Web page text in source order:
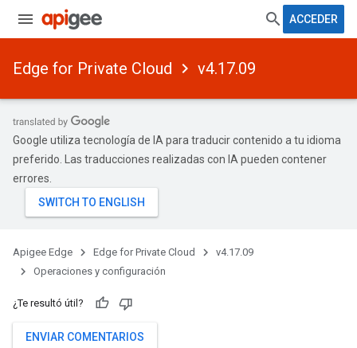
ACCEDER
Edge for Private Cloud v4.17.09
Google utiliza tecnología de IA para traducir contenido a tu idioma
preferido. Las traducciones realizadas con IA pueden contener
errores.
Apigee Edge Edge for Private Cloud
v4.17.09
Operaciones y configuración
¿Te resultó útil?
ENVIAR COMENTARIOS